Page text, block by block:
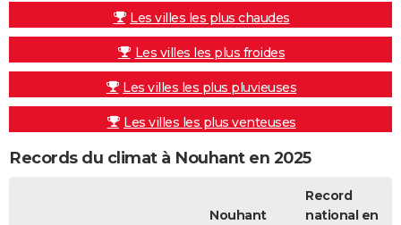
Les villes les plus chaudes
Les villes les plus froides
Les villes les plus pluvieuses
Les villes les plus venteuses
Records du climat à Nouhant en 2025
Nouhant
Record
national en